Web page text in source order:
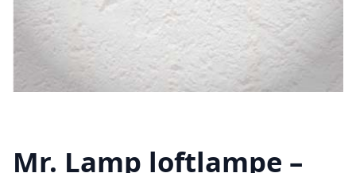
Mr. Lamp loftlampe –